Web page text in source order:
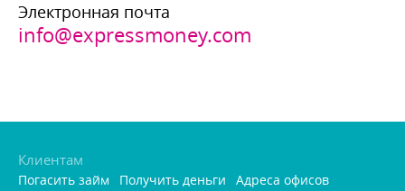
Электронная почта
info@expressmoney.com
Клиентам
Погасить займ Получить деньги
Адреса офисо